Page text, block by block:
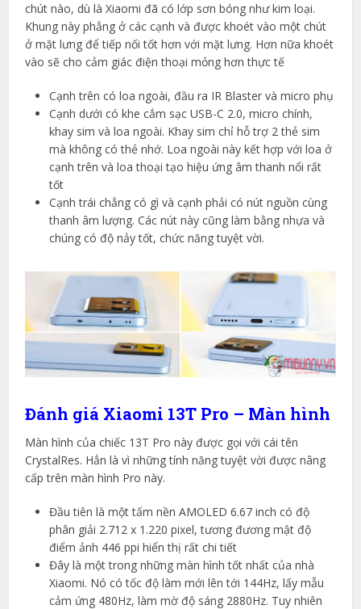
chút nào, dù là Xiaomi đã có lớp sơn bóng như kim loại.
Khung này phẳng ở các cạnh và được khoét vào một chút
ở mặt lưng để tiếp nối tốt hơn với mặt lưng. Hơn nữa khoét
vào sẽ cho cảm giác điện thoại mỏng hơn thực tế
Cạnh trên có loa ngoài, đầu ra IR Blaster và micro phụ
Cạnh dưới có khe cắm sạc USB-C 2.0, micro chính,
khay sim và loa ngoài. Khay sim chỉ hỗ trợ 2 thẻ sim
mà không có thẻ nhớ. Loa ngoài này kết hợp với loa ở
cạnh trên và loa thoại tạo hiệu ứng âm thanh nổi rất
tốt
Cạnh trái chẳng có gì và cạnh phải có nút nguồn cùng
thanh âm lượng. Các nút này cũng làm bằng nhựa và
chúng có độ nảy tốt, chức năng tuyệt vời.
Đánh giá Xiaomi 13T Pro – Màn hình
Màn hình của chiếc 13T Pro này được gọi với cái tên
CrystalRes. Hẳn là vì những tính năng tuyệt vời được nâng
cấp trên màn hình Pro này.
Đầu tiên là một tấm nền AMOLED 6.67 inch có độ
phân giải 2.712 x 1.220 pixel, tương đương mật độ
điểm ảnh 446 ppi hiển thị rất chi tiết
Đây là một trong những màn hình tốt nhất của nhà
Xiaomi. Nó có tốc độ làm mới lên tới 144Hz, lấy mẫu
cảm ứng 480Hz, làm mờ độ sáng 2880Hz. Tuy nhiên